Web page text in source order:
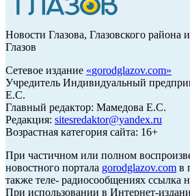
Новости Глазова, Глазовского района
Глазов
Сетевое издание «gorodglazov.com»
Учредитель Индивидуальный
Е.С.
Главный редактор: Мамедова Е.С.
Редакция: sitesredaktor@yandex.ru
Возрастная категория сайта: 16+
При частичном или полном
новостного портала gorodglazov.com в
также теле- радиосообщениях ссылка
При использовании в Интернет-